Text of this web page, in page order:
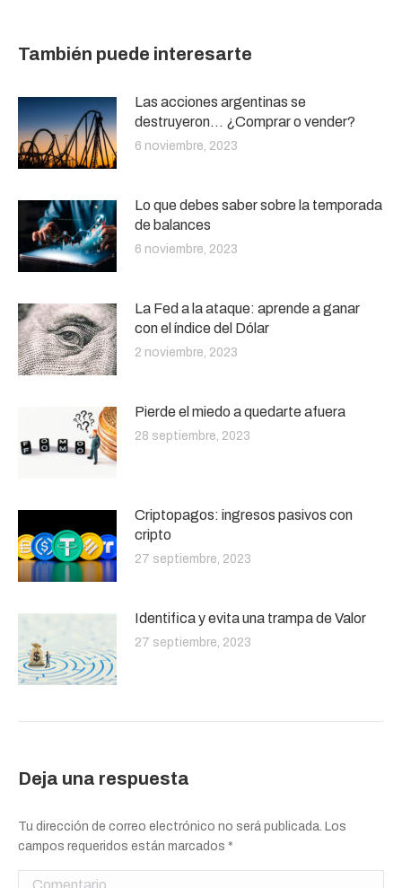
También puede interesarte
Las acciones argentinas se
destruyeron… ¿Comprar o vender?
6 noviembre, 2023
Lo que debes saber sobre la temporada
de balances
6 noviembre, 2023
La Fed a la ataque: aprende a ganar
con el índice del Dólar
2 noviembre, 2023
Pierde el miedo a quedarte afuera
28 septiembre, 2023
Criptopagos: ingresos pasivos con
cripto
27 septiembre, 2023
Identifica y evita una trampa de Valor
27 septiembre, 2023
Deja una respuesta
Tu dirección de correo electrónico no será publicada. Los
campos requeridos están marcados *
Comentario